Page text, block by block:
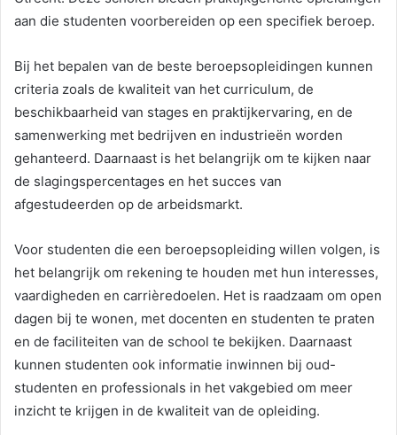
aan die studenten voorbereiden op een specifiek beroep.
Bij het bepalen van de beste beroepsopleidingen kunnen
criteria zoals de kwaliteit van het curriculum, de
beschikbaarheid van stages en praktijkervaring, en de
samenwerking met bedrijven en industrieën worden
gehanteerd. Daarnaast is het belangrijk om te kijken naar
de slagingspercentages en het succes van
afgestudeerden op de arbeidsmarkt.
Voor studenten die een beroepsopleiding willen volgen, is
het belangrijk om rekening te houden met hun interesses,
vaardigheden en carrièredoelen. Het is raadzaam om open
dagen bij te wonen, met docenten en studenten te praten
en de faciliteiten van de school te bekijken. Daarnaast
kunnen studenten ook informatie inwinnen bij oud-
studenten en professionals in het vakgebied om meer
inzicht te krijgen in de kwaliteit van de opleiding.